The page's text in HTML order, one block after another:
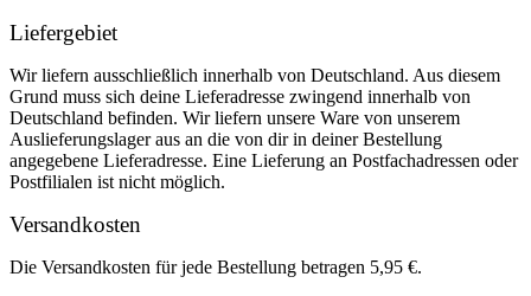
Liefergebiet
Wir liefern ausschließlich innerhalb von Deutschland. Aus diesem
Grund muss sich deine Lieferadresse zwingend innerhalb von
Deutschland befinden. Wir liefern unsere Ware von unserem
Auslieferungslager aus an die von dir in deiner Bestellung
angegebene Lieferadresse. Eine Lieferung an Postfachadressen oder
Postfilialen ist nicht möglich.
Versandkosten
Die Versandkosten für jede Bestellung betragen 5,95 €.